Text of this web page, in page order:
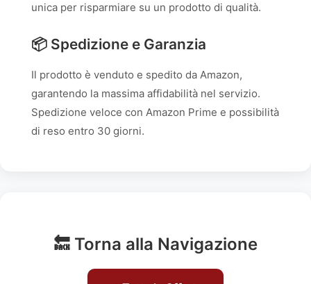
unica per risparmiare su un prodotto di qualità.
📦 Spedizione e Garanzia
Il prodotto è venduto e spedito da Amazon,
garantendo la massima affidabilità nel servizio.
Spedizione veloce con Amazon Prime e possibilità
di reso entro 30 giorni.
🔙 Torna alla Navigazione